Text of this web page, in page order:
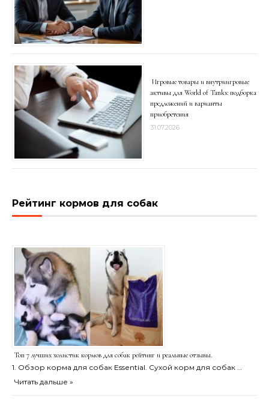
Игровые товары и внутриигровые
активы для World of Tanks: подборка
предложений и варианты
приобретения
31.07.2026
Рейтинг кормов для собак
Топ 7 лучших холистик кормов для собак рейтинг и реальные отзывы.
1. Обзор корма для собак Essential. Сухой корм для собак …
Читать дальше »